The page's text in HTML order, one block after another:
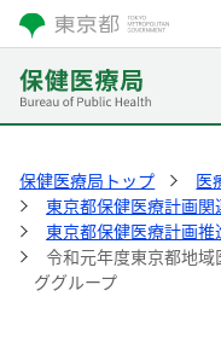
保健医療局トップ 医
東京都保健医療計画関
東京都保健医療計画
令和元年度東京都地
ググループ